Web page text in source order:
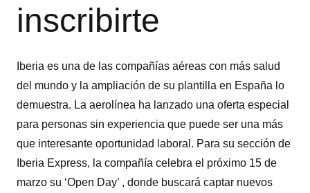
inscribirte
Iberia es una de las compañías aéreas con más salud
del mundo y la ampliación de su plantilla en España lo
demuestra. La aerolínea ha lanzado una oferta especial
para personas sin experiencia que puede ser una más
que interesante oportunidad laboral. Para su sección de
Iberia Express, la compañía celebra el próximo 15 de
marzo su ‘Open Day’ , donde buscará captar nuevos